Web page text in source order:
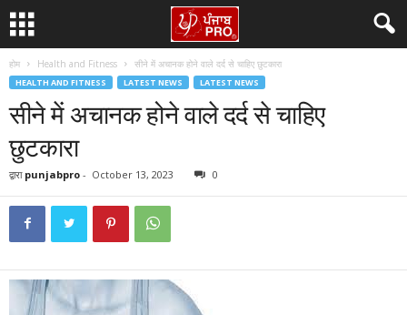
होम Health and Fitness सीने में अचानक होने वाले दर्द से चाहिए छुटकारा
HEALTH AND FITNESS LATEST NEWS LATEST NEWS
सीने में अचानक होने वाले दर्द से चाहिए
छुटकारा
द्वारा punjabpro - October 13, 2023 0